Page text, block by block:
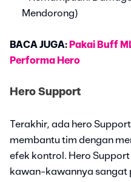
Mendorong)
BACA JUGA: Pakai Buff
Performa Hero
Hero Support
Terakhir, ada hero
membantu tim dengan
efek kontrol. Hero
kawan-kawannya sangat